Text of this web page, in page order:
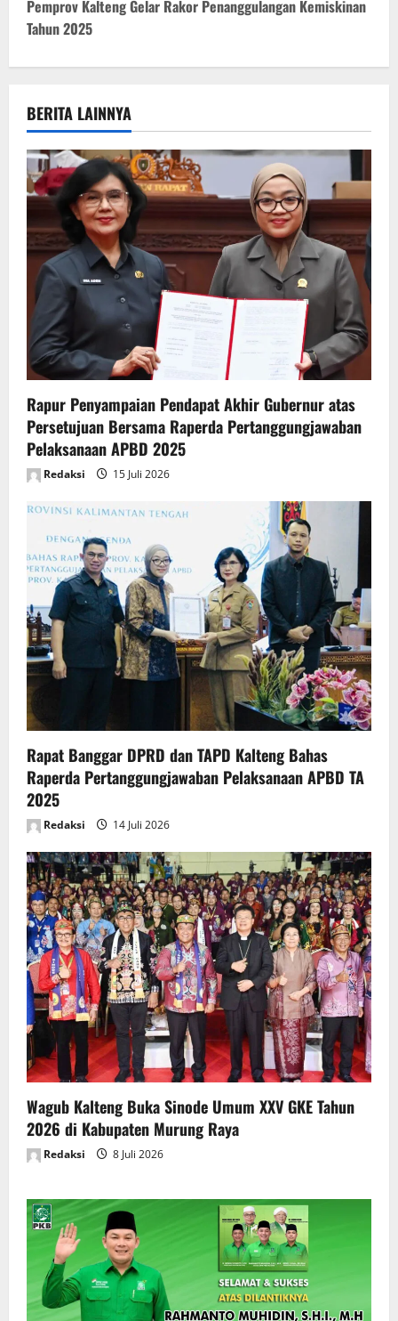
t
n
v
i
g
a
t
i
o
n
Pemprov Kalteng Gelar Rakor Penanggulangan Kemiskinan
Tahun 2025
BERITA LAINNYA
Rapur Penyampaian Pendapat Akhir Gubernur atas
Persetujuan Bersama Raperda Pertanggungjawaban
Pelaksanaan APBD 2025
Redaksi 15 Juli 2026
Rapat Banggar DPRD dan TAPD Kalteng Bahas
Raperda Pertanggungjawaban Pelaksanaan APBD TA
2025
Redaksi 14 Juli 2026
Wagub Kalteng Buka Sinode Umum XXV GKE Tahun
2026 di Kabupaten Murung Raya
Redaksi 8 Juli 2026